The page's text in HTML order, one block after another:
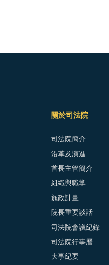
關於司法院
司法院簡介
沿革及演進
首長主管簡介
組織與職掌
施政計畫
院長重要談話
司法院會議紀錄
司法院行事曆
大事紀要